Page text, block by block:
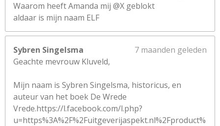
Waarom heeft Amanda mij @X geblokt
aldaar is mijn naam ELF
Sybren Singelsma
7 maanden geleden
Geachte mevrouw Kluveld,
Mijn naam is Sybren Singelsma, historicus, en
auteur van het boek De Wrede
Vrede.https://l.facebook.com/l.php?
u=https%3A%2F%2Fuitgeverijaspekt.nl%2Fproduct%